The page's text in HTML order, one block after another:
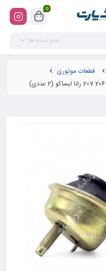
0
تمام دسته ها
قطعات موتوری